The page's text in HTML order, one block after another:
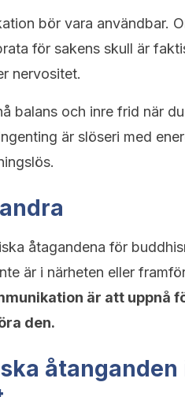
bör vara användbar.
för sakens skull är
nervositet.
balans och inre frid när
är slöseri med
åtagandena för
är i närheten eller
är att uppnå
den.